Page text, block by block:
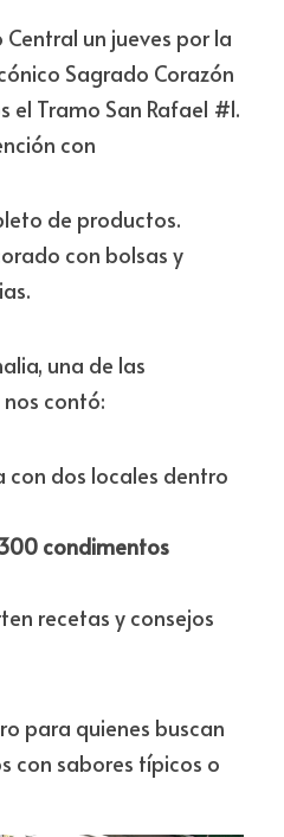
un jueves por la
Sagrado Corazón
el Tramo San Rafael #1.
con
de productos.
con bolsas y
una de las
contó:
con dos locales dentro
condimentos
recetas y consejos
para quienes buscan
con sabores típicos o